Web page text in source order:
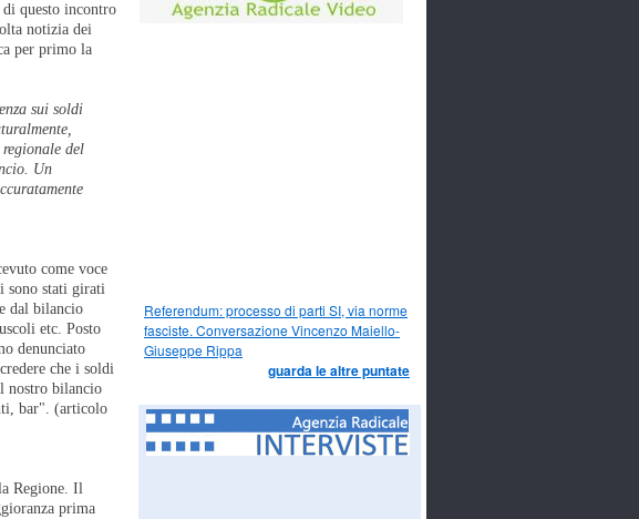
questo incontro
notizia dei
per primo la
sui soldi
del
Un
come voce
sono stati girati
dal bilancio
etc. Posto
denunciato
che i soldi
nostro bilancio
bar". (articolo
Regione. Il
prima
Referendum: processo di parti SI, via norme
fasciste. Conversazione Vincenzo Maiello-
Giuseppe Rippa
guarda le altre puntate